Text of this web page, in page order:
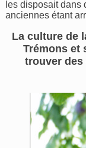
les disposait dans
anciennes étant
La culture de
Trémons et
trouver des